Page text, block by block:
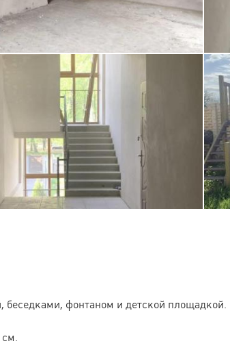
беседками, фонтаном и детской площадкой.
см.